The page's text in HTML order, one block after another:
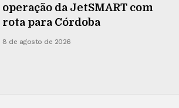
operação da JetSMART com
rota para Córdoba
8 de agosto de 2026